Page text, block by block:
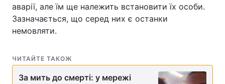
аварії, але їм ще належить встановити їх особи.
Зазначається, що серед них є останки
немовляти.
ЧИТАЙТЕ ТАКОЖ
За мить до смерті: у мережі